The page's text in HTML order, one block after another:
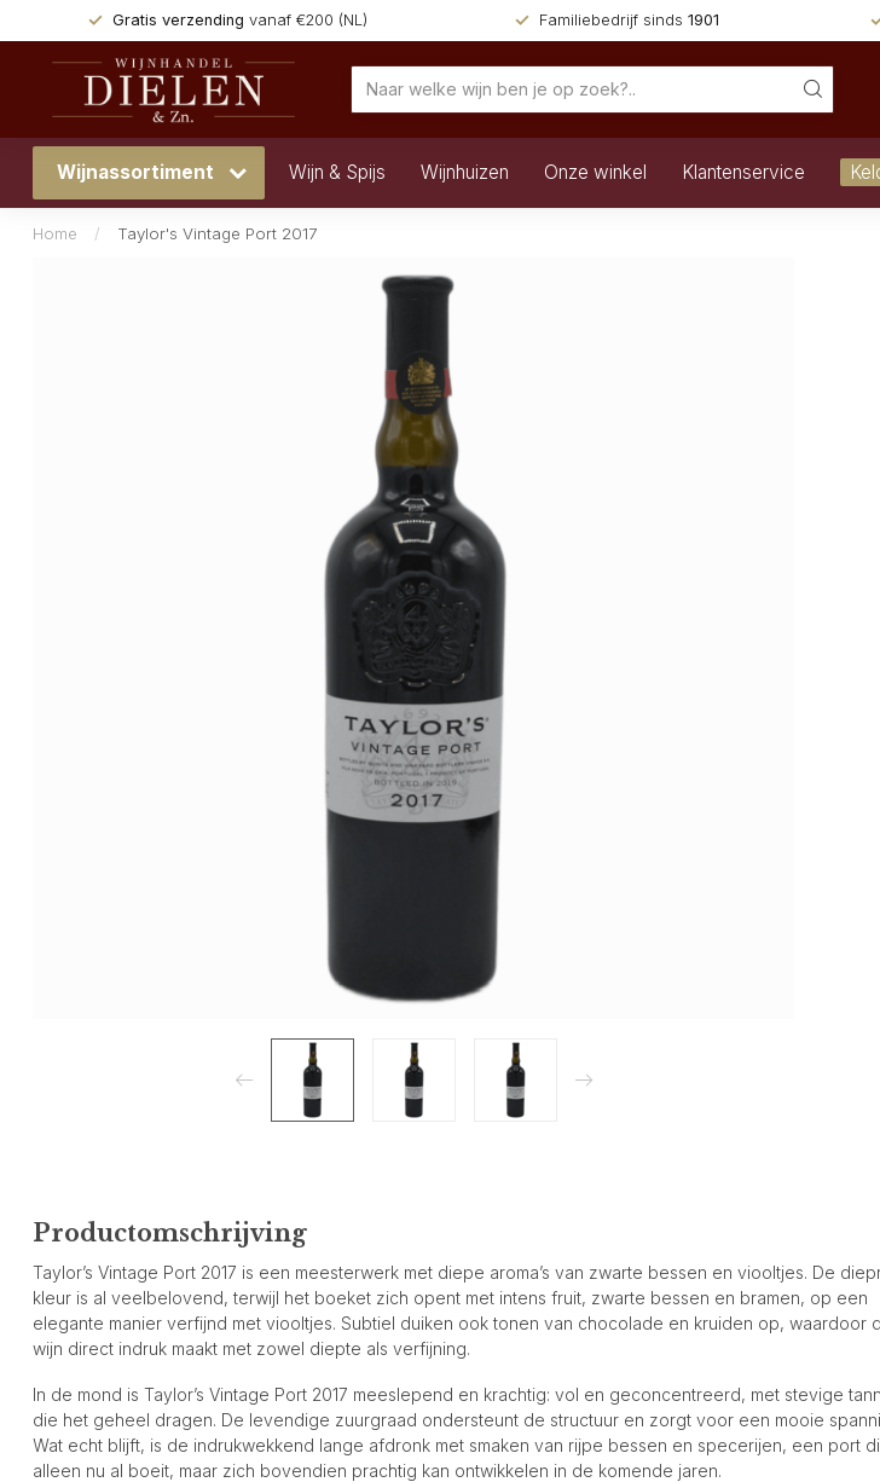
Gratis verzending vanaf €200 (NL) Familiebedrijf sinds 1901
Wijnassortiment Wijn & Spijs Wijnhuizen Onze winkel Klantenservice
Home / Taylor's Vintage Port 2017
Productomschrijving
Taylor’s Vintage Port 2017 is een meesterwerk met diepe aroma’s van zwarte bessen en viooltjes. De
kleur is al veelbelovend, terwijl het boeket zich opent met intens fruit, zwarte bessen en bramen, op een
elegante manier verfijnd met viooltjes. Subtiel duiken ook tonen van chocolade en kruiden op, waardoor
wijn direct indruk maakt met zowel diepte als verfijning.
In de mond is Taylor’s Vintage Port 2017 meeslepend en krachtig: vol en geconcentreerd, met stevige
die het geheel dragen. De levendige zuurgraad ondersteunt de structuur en zorgt voor een mooie
Wat echt blijft, is de indrukwekkend lange afdronk met smaken van rijpe bessen en specerijen, een port
alleen nu al boeit, maar zich bovendien prachtig kan ontwikkelen in de komende jaren.